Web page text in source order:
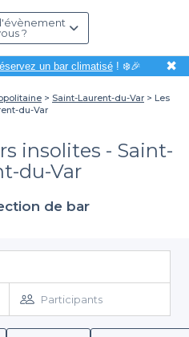
?
un bar climatisé! ❄️🎉 ✖
Saint-Laurent-du-Var
Les
du-Var
insolites - Saint-
du-Var
de bar
Participants